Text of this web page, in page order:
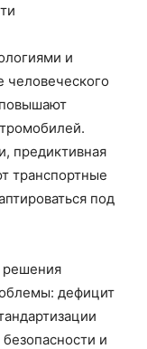
и
предиктивная
транспортные
под
решения
дефицит
и